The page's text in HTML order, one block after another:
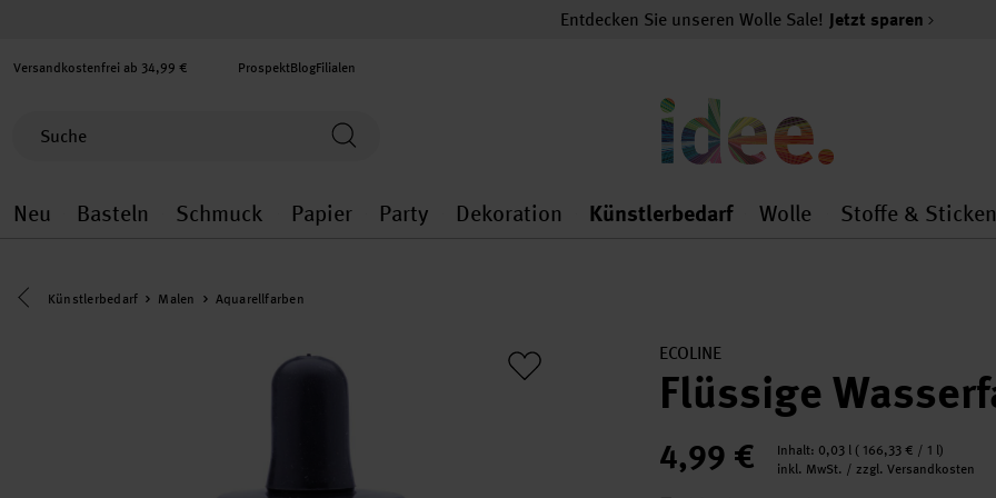
Entdecken Sie unseren Wolle Sale! Jetzt sparen
Versandkostenfrei ab 34,99 € ProspektBlogFilialen
Neu
Neu general.openMenu
Basteln
Basteln general.openMenu
Schmuck
Schmuck general.openMenu
Papier
Papier general.openMenu
Party
Party general.openMenu
Dekoration
Dekoration general.openMenu
Künstlerbedarf
Künstlerbedarf
Wolle
Wolle
Stoffe & Sticken
Eine Kategorie zurück navigieren
Künstlerbedarf Malen Aquarellfarben
ECOLINE
Flüssige
4,99 € Inhalt: 0,03 l ( 166,33 € / 1 l)
inkl. MwSt. / zzgl. Versandkosten